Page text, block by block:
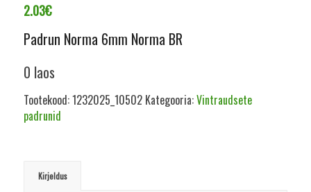
2.03€
Padrun Norma 6mm Norma BR
0 laos
Tootekood:1232025_10502 Kategooria:Vintraudsete
padrunid
Kirjeldus